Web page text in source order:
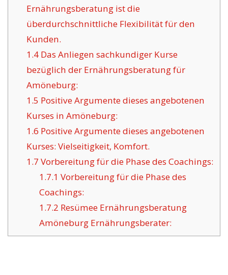
Ernährungsberatung ist die
überdurchschnittliche Flexibilität für den
Kunden.
1.4Das Anliegen sachkundiger Kurse
bezüglich der Ernährungsberatung für
Amöneburg:
1.5 Positive Argumente dieses angebotenen
Kurses in Amöneburg:
1.6 Positive Argumente dieses angebotenen
Kurses: Vielseitigkeit, Komfort.
1.7 Vorbereitung für die Phase des Coachings:
1.7.1 Vorbereitung für die Phase des
Coachings:
1.7.2 Resümee Ernährungsberatung
Amöneburg Ernährungsberater: